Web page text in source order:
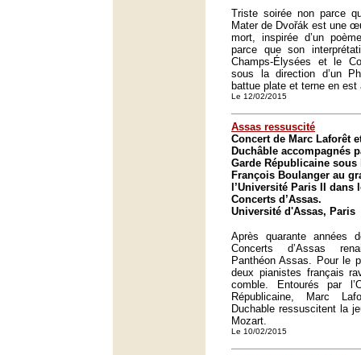
Triste soirée non parce
Mater de Dvořák est une
mort, inspirée d’un
parce que son
Champs-Élysées et le
sous la direction d’un
battue plate et terne en est
Le 12/02/2015
Assas ressuscité
Concert de Marc Laforêt
Duchâble accompagnés
Garde Républicaine
François Boulanger au
l’Université Paris II dans
Concerts d’Assas.
Université d'Assas, Paris
Après quarante années
Concerts d’Assas
Panthéon Assas. Pour le
deux pianistes français
comble. Entourés par
Républicaine, Marc
Duchable ressuscitent la
Mozart.
Le 10/02/2015